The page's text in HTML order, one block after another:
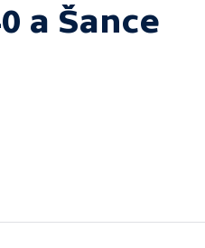
a Šance